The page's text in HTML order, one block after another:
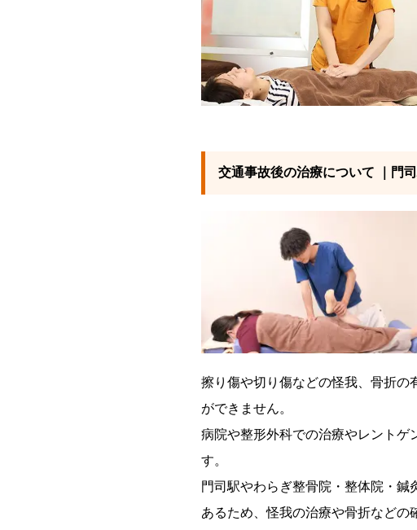
交通事故後の治療について ｜門
擦り傷や切り傷などの怪我、骨折の
ができません。
病院や整形外科での治療やレントゲ
す。
門司駅やわらぎ整骨院・整体院・
あるため、怪我の治療や骨折などの